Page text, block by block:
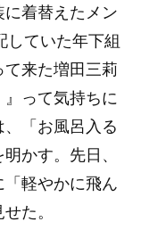
着替えたメン
ていた年下組
来た増田三莉
って気持ちに
「お風呂入る
かす。先日、
軽やかに飛ん
た。